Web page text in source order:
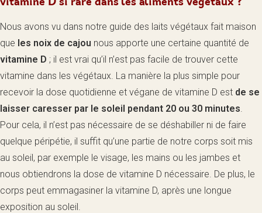
vitamine D si rare dans les aliments végétaux ?
Nous avons vu dans notre guide des laits végétaux fait maison
que les noix de cajou nous apporte une certaine quantité de
vitamine D ; il est vrai qu’il n’est pas facile de trouver cette
vitamine dans les végétaux. La manière la plus simple pour
recevoir la dose quotidienne et végane de vitamine D est de se
laisser caresser par le soleil pendant 20 ou 30 minutes.
Pour cela, il n’est pas nécessaire de se déshabiller ni de faire
quelque péripétie, il suffit qu’une partie de notre corps soit mis
au soleil, par exemple le visage, les mains ou les jambes et
nous obtiendrons la dose de vitamine D nécessaire. De plus, le
corps peut emmagasiner la vitamine D, après une longue
exposition au soleil.